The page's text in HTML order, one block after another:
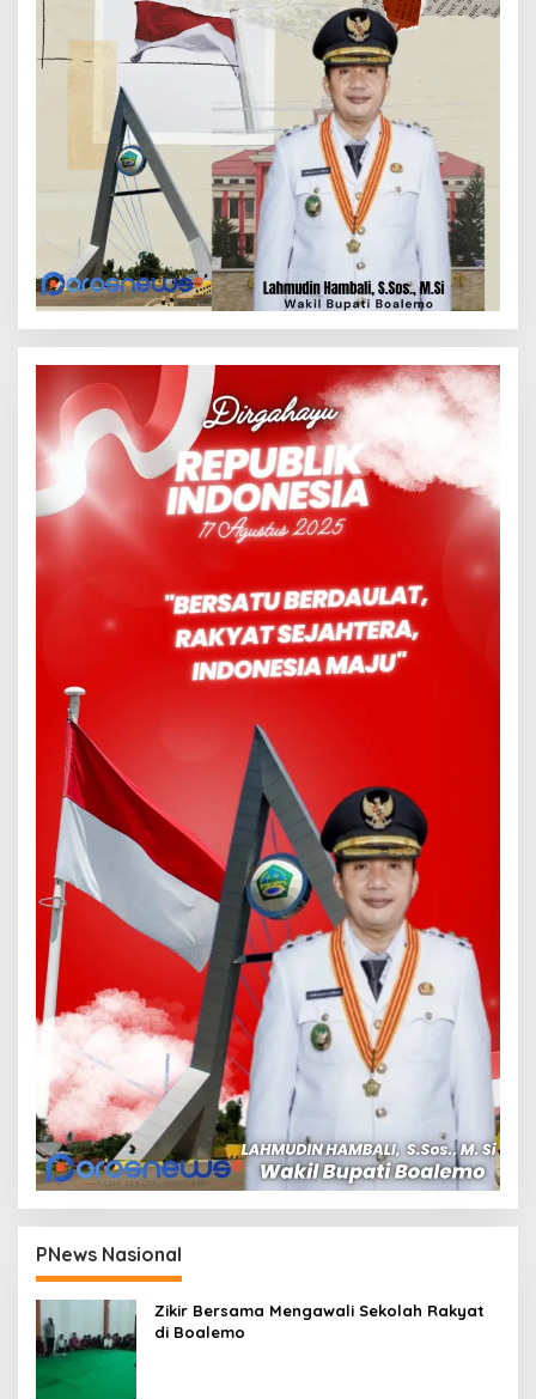
PNews Nasional
Zikir Bersama Mengawali Sekolah Rakyat
di Boalemo